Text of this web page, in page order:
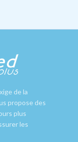
de la
propose des
plus
les